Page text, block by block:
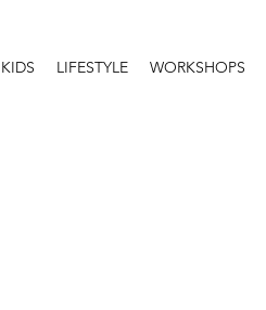
KIDS LIFESTYLE WORKSHOPS